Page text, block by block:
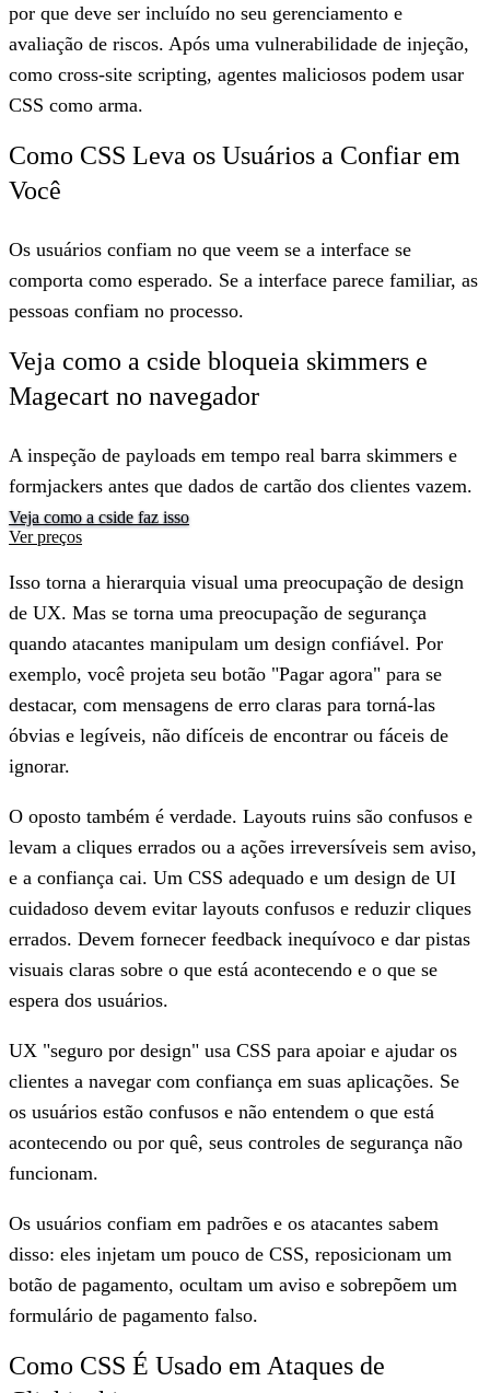
por que deve ser incluído no seu gerenciamento e
avaliação de riscos. Após uma vulnerabilidade de injeção,
como cross-site scripting, agentes maliciosos podem usar
CSS como arma.
Como CSS Leva os Usuários a Confiar em
Você
Os usuários confiam no que veem se a interface se
comporta como esperado. Se a interface parece familiar, as
pessoas confiam no processo.
Veja como a cside bloqueia skimmers e
Magecart no navegador
A inspeção de payloads em tempo real barra skimmers e
formjackers antes que dados de cartão dos clientes vazem.
Veja como a cside faz isso
Ver preços
Isso torna a hierarquia visual uma preocupação de design
de UX. Mas se torna uma preocupação de segurança
quando atacantes manipulam um design confiável. Por
exemplo, você projeta seu botão "Pagar agora" para se
destacar, com mensagens de erro claras para torná-las
óbvias e legíveis, não difíceis de encontrar ou fáceis de
ignorar.
O oposto também é verdade. Layouts ruins são confusos e
levam a cliques errados ou a ações irreversíveis sem aviso,
e a confiança cai. Um CSS adequado e um design de UI
cuidadoso devem evitar layouts confusos e reduzir cliques
errados. Devem fornecer feedback inequívoco e dar pistas
visuais claras sobre o que está acontecendo e o que se
espera dos usuários.
UX "seguro por design" usa CSS para apoiar e ajudar os
clientes a navegar com confiança em suas aplicações. Se
os usuários estão confusos e não entendem o que está
acontecendo ou por quê, seus controles de segurança não
funcionam.
Os usuários confiam em padrões e os atacantes sabem
disso: eles injetam um pouco de CSS, reposicionam um
botão de pagamento, ocultam um aviso e sobrepõem um
formulário de pagamento falso.
Como CSS É Usado em Ataques de